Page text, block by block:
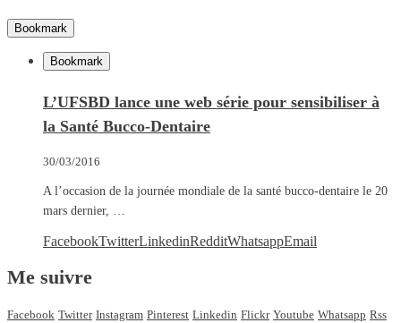
Bookmark
Bookmark
L’UFSBD lance une web série pour sensibiliser à
la Santé Bucco-Dentaire
30/03/2016
A l’occasion de la journée mondiale de la santé bucco-dentaire le 20
mars dernier, …
FacebookTwitterLinkedinRedditWhatsappEmail
Me suivre
Facebook Twitter Instagram Pinterest Linkedin Flickr Youtube Whatsapp Rss